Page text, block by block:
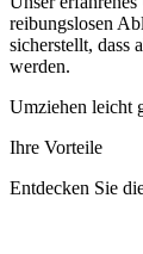
reibungslosen
sicherstellt, dass
werden.
Umziehen leicht
Ihre Vorteile
Entdecken Sie